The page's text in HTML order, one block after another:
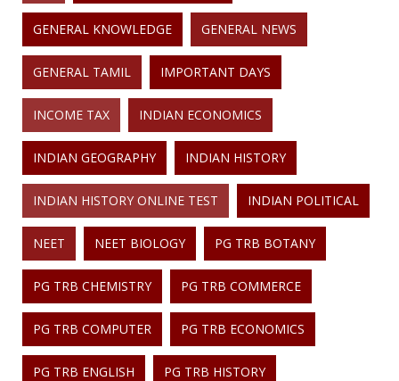
GENERAL KNOWLEDGE GENERAL NEWS
GENERAL TAMIL IMPORTANT DAYS
INCOME TAX INDIAN ECONOMICS
INDIAN GEOGRAPHY INDIAN HISTORY
INDIAN HISTORY ONLINE TEST INDIAN POLITICAL
NEET NEET BIOLOGY PG TRB BOTANY
PG TRB CHEMISTRY PG TRB COMMERCE
PG TRB COMPUTER PG TRB ECONOMICS
PG TRB ENGLISH PG TRB HISTORY